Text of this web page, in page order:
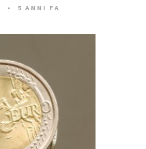
5 ANNI FA